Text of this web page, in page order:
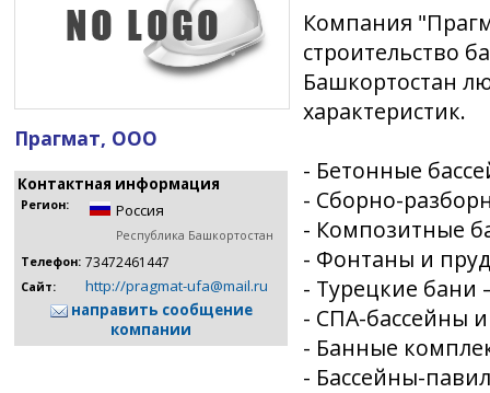
Прагмат, ООО
Контактная информация
Регион: Россия
Республика Башкортостан
Телефон: 73472461447
Сайт:
http://pragmat-ufa@mail.ru
направить сообщение
компании
Компания
строительство
Башкортостан
характеристик.
- Бетонные
- Сборно-
- Композитные
- Фонтаны и
- Турецкие
- СПА-бассейны
- Банные
- Бассейны-